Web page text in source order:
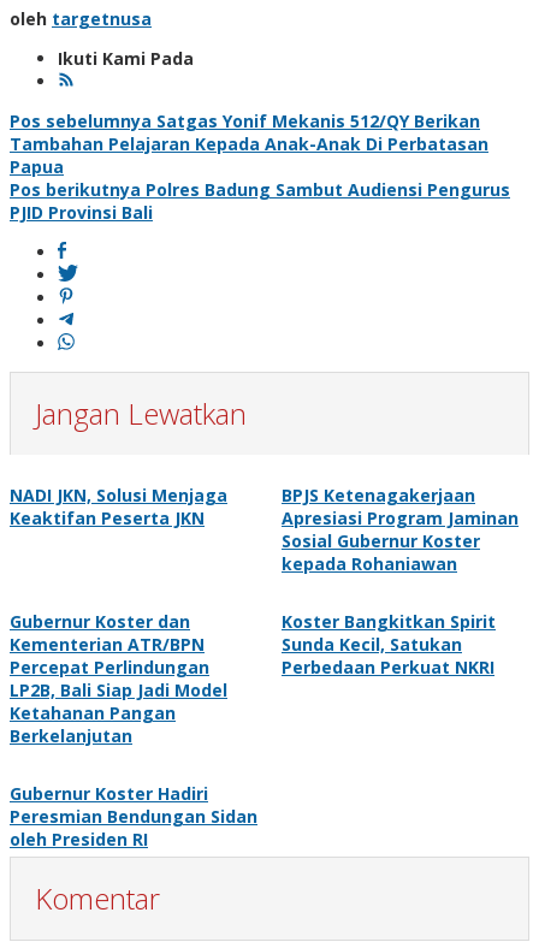
oleh targetnusa
Ikuti Kami Pada
Navigasi
pos
Pos sebelumnya Satgas Yonif Mekanis 512/QY Berikan
Tambahan Pelajaran Kepada Anak-Anak Di Perbatasan
Papua
Pos berikutnya Polres Badung Sambut Audiensi Pengurus
PJID Provinsi Bali
Jangan Lewatkan
NADI JKN, Solusi Menjaga
Keaktifan Peserta JKN
BPJS Ketenagakerjaan
Apresiasi Program Jaminan
Sosial Gubernur Koster
kepada Rohaniawan
Gubernur Koster dan
Kementerian ATR/BPN
Percepat Perlindungan
LP2B, Bali Siap Jadi Model
Ketahanan Pangan
Berkelanjutan
Koster Bangkitkan Spirit
Sunda Kecil, Satukan
Perbedaan Perkuat NKRI
Gubernur Koster Hadiri
Peresmian Bendungan Sidan
oleh Presiden RI
Komentar